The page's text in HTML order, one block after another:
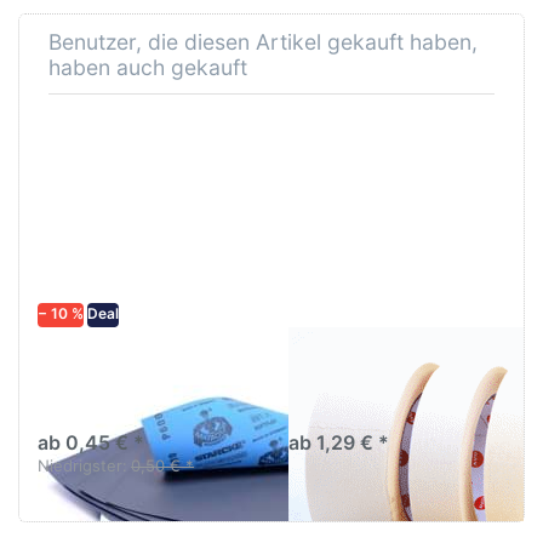
Benutzer, die diesen Artikel gekauft haben,
haben auch gekauft
− 10 % Deal
diversen Körnungen
ab 0,45 € *
Niedrigster: 0,50 € *
Abklebeband hell bis
ab 1,29 € *